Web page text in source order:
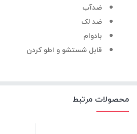
ضدآب
ضد لک
بادوام
قابل شستشو و اطو کردن
محصولات مرتبط